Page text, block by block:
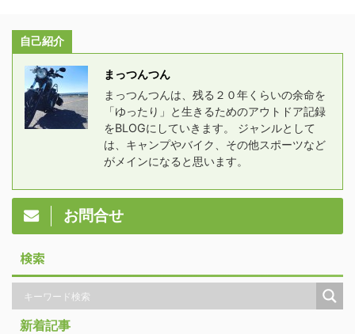
自己紹介
まっつんつん
まっつんつんは、残る２０年くらいの余命を
「ゆったり」と生きるためのアウトドア記録
をBLOGにしていきます。 ジャンルとして
は、キャンプやバイク、その他スポーツなど
がメインになると思います。
お問合せ
検索
新着記事